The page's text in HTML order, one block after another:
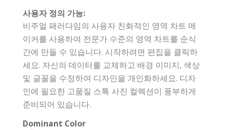
사용자 정의 가능:
비주얼 패러다임의 사용자 친화적인 영역 차트 메
이커를 사용하여 전문가 수준의 영역 차트를 순식
간에 만들 수 있습니다. 시작하려면 편집을 클릭하
세요. 자신의 데이터를 교체하고 배경 이미지, 색상
및 글꼴을 수정하여 디자인을 개인화하세요. 디자
인에 필요한 고품질 스톡 사진 컬렉션이 풍부하게
준비되어 있습니다.
Dominant Color